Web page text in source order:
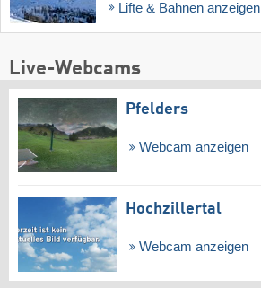
Lifte & Bahnen anzeigen
Live-Webcams
Pfelders
Webcam anzeigen
Hochzillertal
Webcam anzeigen